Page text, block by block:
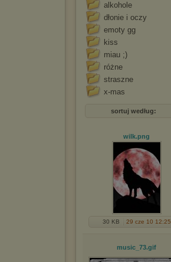
alkohole
dłonie i oczy
emoty gg
kiss
miau ;)
różne
straszne
x-mas
sortuj według:
wilk.png
30 KB 29 cze 10 12:25
music_73.gif